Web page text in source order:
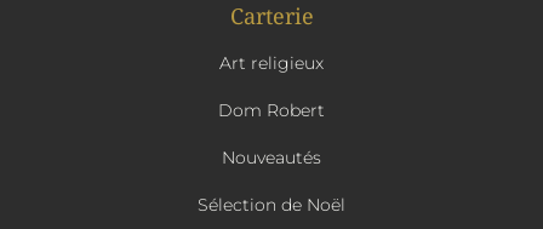
Carterie
Art religieux
Dom Robert
Nouveautés
Sélection de Noël